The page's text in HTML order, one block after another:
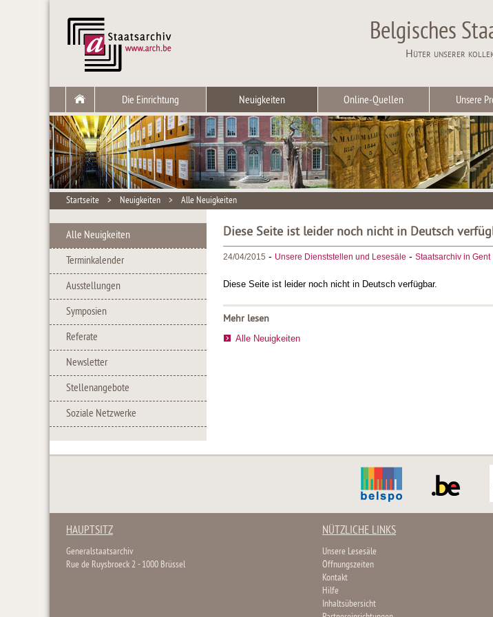
Belgisches
Hüter unserer
Die Einrichtung Neuigkeiten Online-Quellen Unsere
Startseite > Neuigkeiten > Alle Neuigkeiten
Alle Neuigkeiten
Terminkalender
Ausstellungen
Symposien
Referate
Newsletter
Stellenangebote
Soziale Netzwerke
Diese Seite ist leider noch nicht in Deutsch
24/04/2015 - Unsere Dienststellen und Lesesäle - Staatsarchiv in Gent
Diese Seite ist leider noch nicht in Deutsch verfügbar.
Mehr lesen
Alle Neuigkeiten
HAUPTSITZ
Generalstaatsarchiv
Rue de Ruysbroeck 2 - 1000 Brüssel
NÜTZLICHE LINKS
Unsere Lesesäle
Öffnungszeiten
Kontakt
Hilfe
Inhaltsübersicht